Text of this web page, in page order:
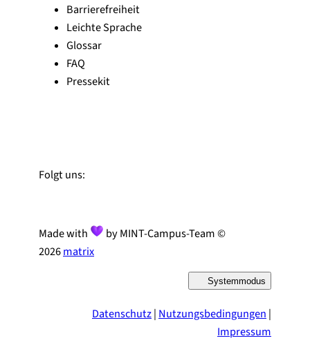
Barrierefreiheit
Leichte Sprache
Glossar
FAQ
Pressekit
Folgt uns:
Made with
by MINT-Campus-Team ©
2026matrix
Systemmodus
D
s
e
Datenschutz| Nutzungsbedingungen |
Impressum